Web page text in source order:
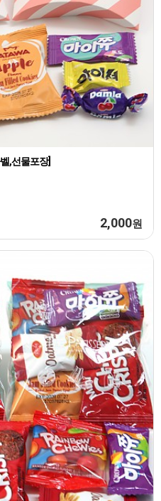
,선물포장]
2,000원